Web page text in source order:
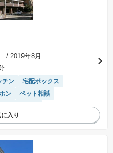
り、土地契約にかかった代金（土地代金、
却されます。
みの「総額表示」で統一しています。
費税を除いた建物価格」と「土地価格」の
き渡し時にかかる費用を表示しています。
で十分な確認をしていただくようにお願い
/ 2019年8月
チン
宅配ボックス
ン
ペット相談
エレベーター